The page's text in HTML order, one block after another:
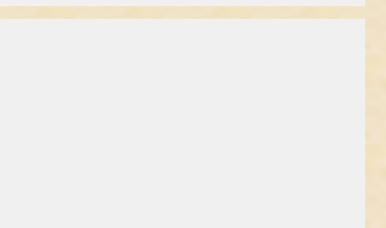
metallerne ud af jorden ved hjælp af geranierne.
man sætter ind overfor. Gad vide hvad yderligere forskning indenfor hvad
dem ind igen, så måske var det noget, der kunne bruges til noget i Danmark
Nogle års geraniedyrkning kunne måske have gjort det?